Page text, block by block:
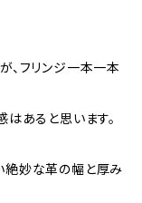
、フリンジ一本一本
はあると思います。
絶妙な革の幅と厚み